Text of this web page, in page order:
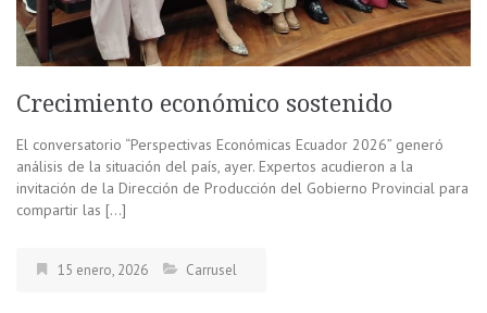
Crecimiento económico sostenido
El conversatorio “Perspectivas Económicas Ecuador 2026” generó
análisis de la situación del país, ayer. Expertos acudieron a la
invitación de la Dirección de Producción del Gobierno Provincial para
compartir las […]
15 enero, 2026 Carrusel